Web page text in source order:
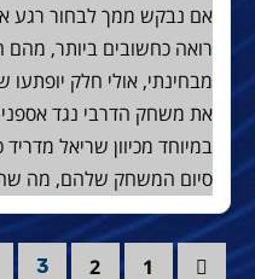
אם נבקש ממך לבחור רגע
רואה כחשובים ביותר,
מבחינתי, אולי חלק
את משחק הדרבי נגד
במיוחד מכיוון שריאל
סיום המשחק שלהם, מה
1
2
3